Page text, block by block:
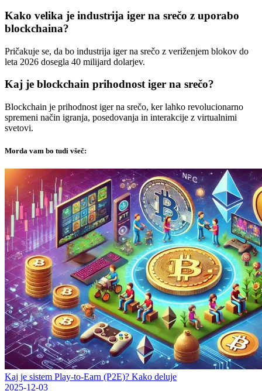
Kako velika je industrija iger na srečo z uporabo
blockchaina?
Pričakuje se, da bo industrija iger na srečo z veriženjem blokov do
leta 2026 dosegla 40 milijard dolarjev.
Kaj je blockchain prihodnost iger na srečo?
Blockchain je prihodnost iger na srečo, ker lahko revolucionarno
spremeni način igranja, posedovanja in interakcije z virtualnimi
svetovi.
Morda vam bo tudi všeč:
Kaj je sistem Play-to-Earn (P2E)? Kako deluje
2025-12-03